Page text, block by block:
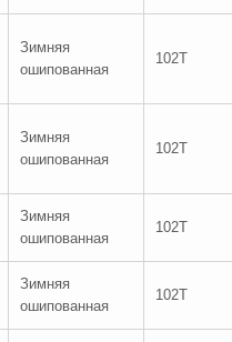
Зимняя
ошипованная
102T
Зимняя
ошипованная
102T
Зимняя
ошипованная
102T
Зимняя
ошипованная
102T